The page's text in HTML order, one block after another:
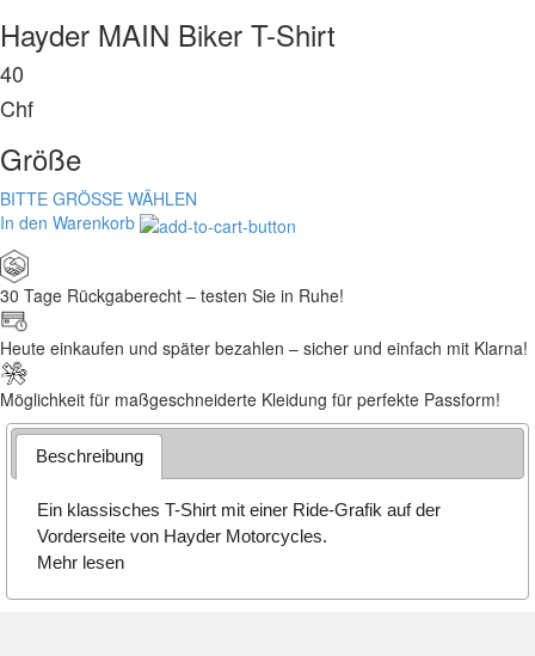
Hayder MAIN Biker T-Shirt
40
Chf
Größe
BITTE GRÖSSE WÄHLEN
In den Warenkorb
30 Tage Rückgaberecht – testen Sie in Ruhe!
Heute einkaufen und später bezahlen – sicher und einfach mit Klarna!
Möglichkeit für maßgeschneiderte Kleidung für perfekte Passform!
Beschreibung
Ein klassisches T-Shirt mit einer Ride-Grafik auf der
Vorderseite von Hayder Motorcycles.
Mehr lesen